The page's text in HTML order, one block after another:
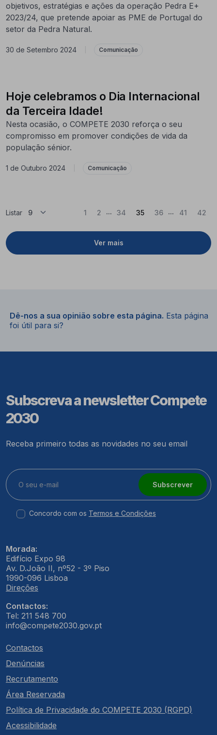
objetivos, estratégias e ações da operação Pedra E+
2023/24, que pretende apoiar as PME de Portugal do
setor da Pedra Natural.
30 de Setembro 2024 Comunicação
Hoje celebramos o Dia Internacional
da Terceira Idade!
Nesta ocasião, o COMPETE 2030 reforça o seu
compromisso em promover condições de vida da
população sénior.
1 de Outubro 2024 Comunicação
Listar
Ver mais
1 2 ... 34 35(Atual)
36 ... 41 42
Dê-nos a sua opinião sobre esta página. Esta página
foi útil para si?
Subscreva a newsletter Compete
2030
Receba primeiro todas as novidades no seu email
Subscrever
Concordo com os Termos e Condições
Morada:
Edifício Expo 98
Av. D.João II, nº52 - 3º Piso
1990-096 Lisboa
Direções
Contactos:
Tel: 211 548 700
info@compete2030.gov.pt
Contactos
Denúncias
Recrutamento
Área Reservada
Política de Privacidade do COMPETE 2030 (RGPD)
Acessibilidade